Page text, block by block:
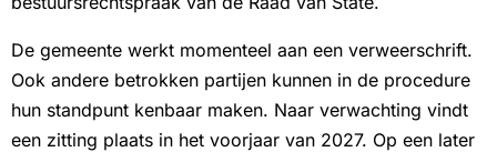
De gemeente werkt momenteel aan een verweerschrift.
Ook andere betrokken partijen kunnen in de procedure
hun standpunt kenbaar maken. Naar verwachting vindt
een zitting plaats in het voorjaar van 2027. Op een later